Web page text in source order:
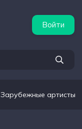
Войти
Зарубежные артисты